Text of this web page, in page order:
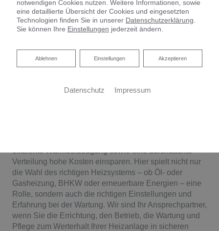
Anspruchsvolle Anlagen – ein
Spezialist
effiziente Wärmeerzeugung sowie eine durchdachte
Verteilung hohe Kosten einsparen. Hier spielt nicht nur
die Wahl des richtigen Heizsystems – ob Öl- oder
Gasheizung, BHKW oder erneuerbare Energien – eine
Rolle, sondern auch die richtigen Einstellungen und
Erfahrung bei der Wartung. Wir sind Ihr Ansprechpartner,
wenn Sie die Errichtung, den Betrieb, die Wartung und
Pflege zum Werterhalt Ihrer Heizanlage in sicheren
notwendigen Cookies nutzen. Weitere Informationen, sowie
eine detaillierte Übersicht der Cookies und eingesetzten
Technologien finden Sie in unserer Datenschutzerklärung
Sie können Ihre Einstellungen jederzeit ändern.
Akzeptieren
Einstellungen
Ablehnen
Ablehnen
Datenschutz Impressum